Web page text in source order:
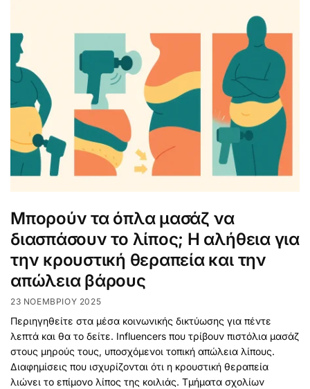
Μπορούν τα όπλα μασάζ να
διασπάσουν το λίπος; Η αλήθεια για
την κρουστική θεραπεία και την
απώλεια βάρους
23 ΝΟΕΜΒΡΊΟΥ 2025
Περιηγηθείτε στα μέσα κοινωνικής δικτύωσης για πέντε
λεπτά και θα το δείτε. Influencers που τρίβουν πιστόλια μασάζ
στους μηρούς τους, υποσχόμενοι τοπική απώλεια λίπους.
Διαφημίσεις που ισχυρίζονται ότι η κρουστική θεραπεία
λιώνει το επίμονο λίπος της κοιλιάς. Τμήματα σχολίων